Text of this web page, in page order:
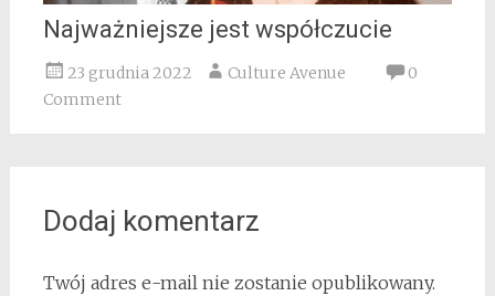
Najważniejsze jest współczucie
23 grudnia 2022 Culture Avenue
0
Comment
Dodaj komentarz
Twój adres e-mail nie zostanie opublikowany.